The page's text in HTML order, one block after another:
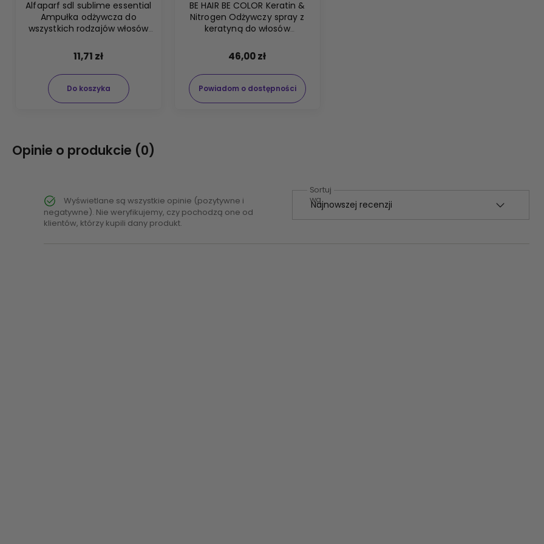
Alfaparf sdl sublime essential
Ampułka odżywcza do
wszystkich rodzajów włosów
11,71 zł
Do koszyka
BE HAIR BE COLOR Keratin &
Nitrogen Odżywczy spray z
keratyną do włosów
46,00 zł
Powiadom o dostępności
Opinie o produkcie (0)
Wyświetlane są wszystkie opinie (pozytywne i
negatywne). Nie weryfikujemy, czy pochodzą one od
klientów, którzy kupili dany produkt.
Sortuj
wg